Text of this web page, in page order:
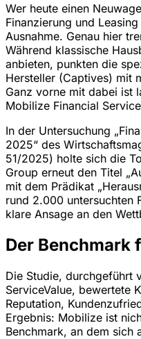
Wer heute einen
Finanzierung und
Ausnahme. Genau hier
Während klassische
anbieten, punkten die
Hersteller (Captives) mit
Ganz vorne mit dabei ist
Mobilize Financial
In der Untersuchung
2025“ des
51/2025) holte sich die
Group erneut den Titel
mit dem Prädikat
rund 2.000 untersuchten
klare Ansage an den
Der Benchmark
Die Studie, durchgeführt
ServiceValue, bewertete
Reputation,
Ergebnis: Mobilize ist
Benchmark, an dem sich